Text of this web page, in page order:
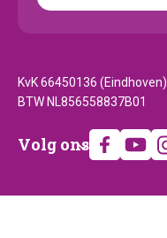
KvK 66450136 (Eindhoven)
BTW NL856558837B01
Volg
Volg ons